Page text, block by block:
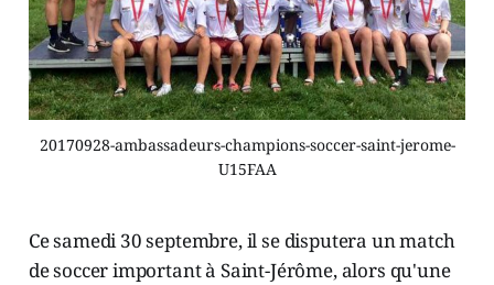
20170928-ambassadeurs-champions-soccer-saint-jerome-
U15FAA
Ce samedi 30 septembre, il se disputera un match
de soccer important à Saint-Jérôme, alors qu'une